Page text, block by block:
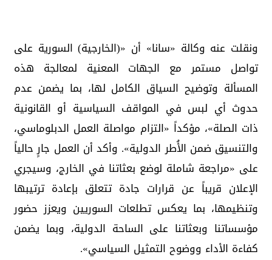
ونقلت عنه وكالة «سانا» أن «(الخارجية) السورية على
تواصل مستمر مع الجهات المعنية لمعالجة هذه
المسألة وتوضيح السياق الكامل لها، بما يضمن عدم
حدوث أي لبس في المواقف السياسية أو القانونية
ذات الصلة»، مؤكداً «التزام مواصلة العمل الدبلوماسي،
والتنسيق ضمن الأُطر الدولية». وأكد أن العمل جارٍ حالياً
على «مراجعة شاملة لوضع بعثاتنا في الخارج، وسيجري
الإعلان قريباً عن قرارات جادة تتعلق بإعادة ترتيبها
وتنظيمها، بما يعكس تطلعات السوريين ويعزز حضور
مؤسساتنا وبعثاتنا على الساحة الدولية، وبما يضمن
كفاءة الأداء ووضوح التمثيل السياسي».